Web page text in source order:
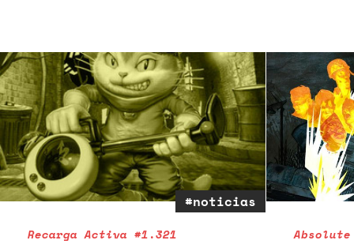
#noticias
Recarga Activa #1.321 Absolute